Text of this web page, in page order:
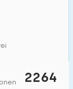
2264